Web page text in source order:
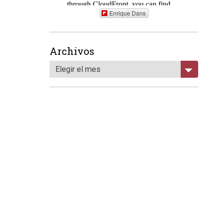
Enrique Dans
Archivos
Elegir el mes